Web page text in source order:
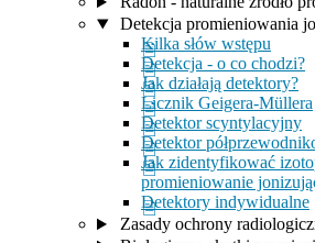
Detekcja promieniowania
Kilka słów wstępu
Detekcja - o co chodzi?
Jak działają detektory?
Licznik Geigera-Müllera
Detektor scyntylacyjny
Detektor
Jak zidentyfikować
promieniowanie
Detektory indywidualne
Zasady ochrony